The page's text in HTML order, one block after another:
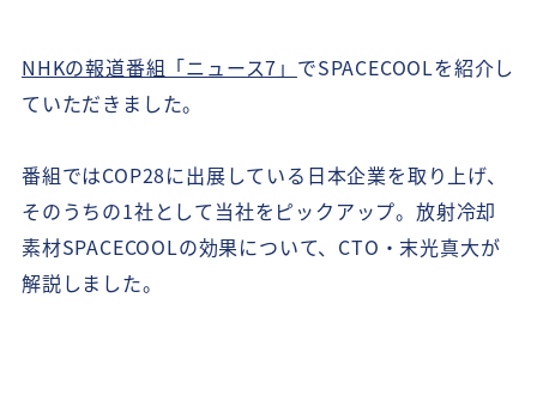
NHKの報道番組「ニュース7」 でSPACECOOLを紹介し
ていただきました。
番組ではCOP28に出展している日本企業を取り上げ、
そのうちの1社として当社をピックアップ。放射冷却
素材SPACECOOLの効果について、CTO・末光真大が
解説しました。